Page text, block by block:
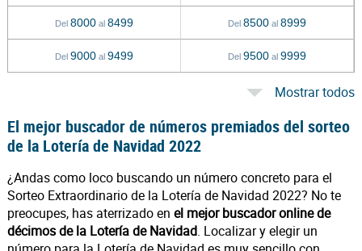
Del 8000al 8499 Del8500 al8999
Del 9000al 9499 Del9500 al9999
Mostrar todos
El mejor buscador de números premiados del sorteo
de la Lotería de Navidad 2022
¿Andas como loco buscando un número concreto para el
Sorteo Extraordinario de la Lotería de Navidad 2022? No te
preocupes, has aterrizado en el mejor buscador online de
décimos de la Lotería de Navidad. Localizar y elegir un